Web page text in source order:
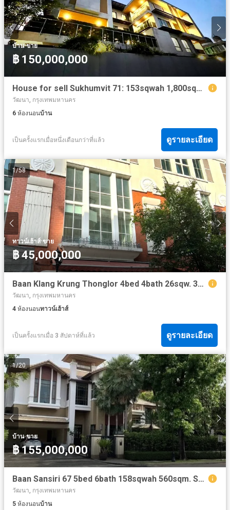
บ้าน·ขาย
฿ 150,000,000
House for sell Sukhumvit 71: 153sqwah 1,800sqm. 6bed 150,000,000 Am: 065619----
วัฒนา, กรุงเทพมหานคร
6 ห้องนอนบ้าน
เป็นครั้งแรกเมื่อหนึ่งเดือนกว่าที่แล้ว ดูรายละเอียด
1/58
ทาวน์เฮ้าส์·ขาย
฿ 45,000,000
Baan Klang Krung Thonglor 4bed 4bath 26sqw. 380sqm. 45,000,000 Am: 065619----
วัฒนา, กรุงเทพมหานคร
4 ห้องนอนทาวน์เฮ้าส์
เป็นครั้งแรกเมื่อ 3 สัปดาห์ที่แล้ว ดูรายละเอียด
1/20
บ้าน·ขาย
฿ 155,000,000
Baan Sansiri 67 5bed 6bath 158sqwah 560sqm. Sale/Rent 155,000,000/380,000 Am: 065619----
วัฒนา, กรุงเทพมหานคร
5 ห้องนอนบ้าน